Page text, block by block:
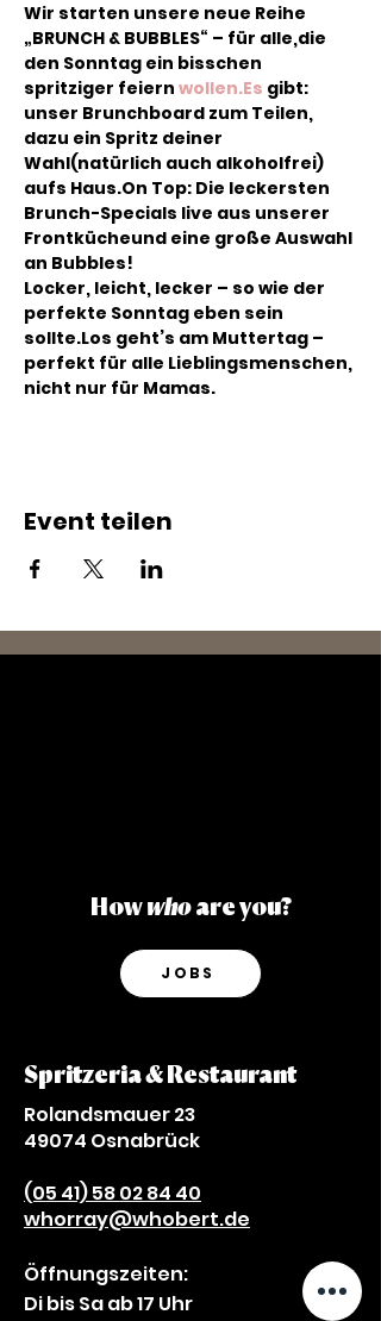
Wir starten unsere neue Reihe
„BRUNCH & BUBBLES“ – für alle,die
den Sonntag ein bisschen
spritziger feiern wollen.Es gibt:
unser Brunchboard zum Teilen,
dazu ein Spritz deiner
Wahl(natürlich auch alkoholfrei)
aufs Haus.On Top: Die leckersten
Brunch-Specials live aus unserer
Frontkücheund eine große Auswahl
an Bubbles!
Locker, leicht, lecker – so wie der
perfekte Sonntag eben sein
sollte.Los geht’s am Muttertag –
perfekt für alle Lieblingsmenschen,
nicht nur für Mamas.
Event teilen
How whoare you?
JOBS
Spritzeria & Restaurant
Rolandsmauer 23
49074 Osnabrück
(05 41) 58 02 84 40
whorray@whobert.de
Öffnungszeiten:
Di bis Sa ab 17 Uhr